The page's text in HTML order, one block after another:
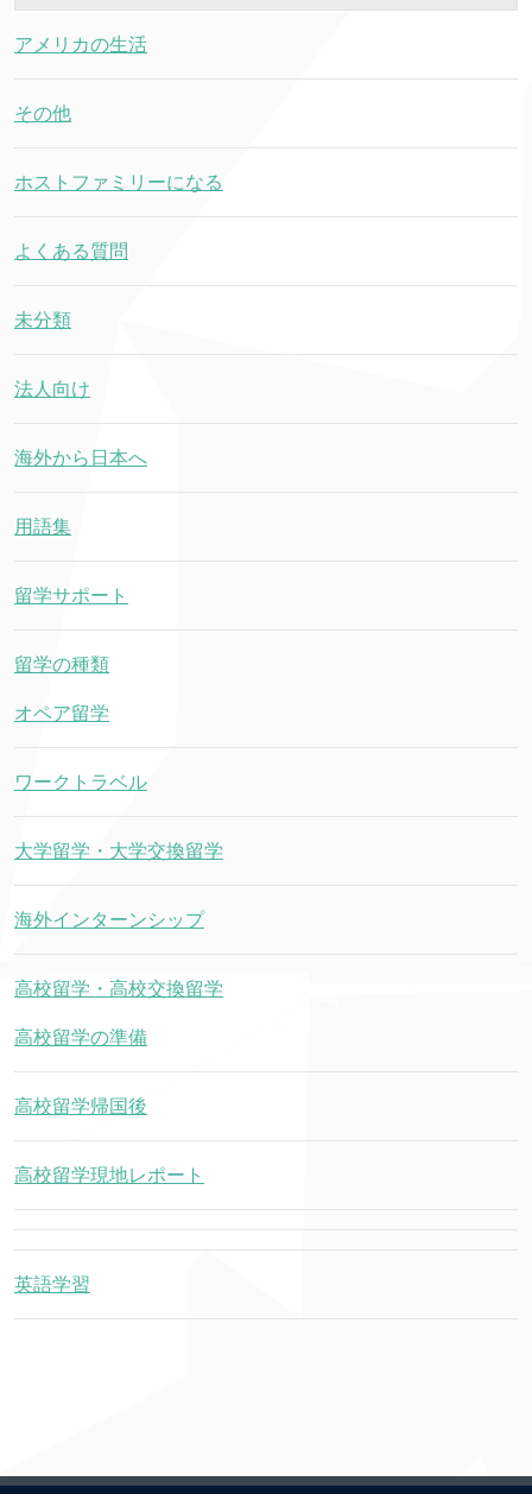
アメリカの生活
その他
ホストファミリーになる
よくある質問
未分類
法人向け
海外から日本へ
用語集
留学サポート
留学の種類
オペア留学
ワークトラベル
大学留学・大学交換留学
海外インターンシップ
高校留学・高校交換留学
高校留学の準備
高校留学帰国後
高校留学現地レポート
英語学習